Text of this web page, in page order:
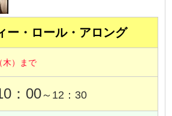
ー・ロール・アロング
（木）まで
：00～12：30